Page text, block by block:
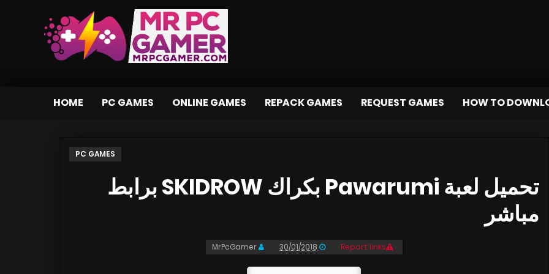
HOME PC GAMES ONLINE GAMES REPACK GAMES REQUEST GAMES HOW TO
PC GAMES
تحميل لعبة Pawarumi بكراك SKIDROW برابط
مباشر
MrPcGamer 30/01/2018 Report links